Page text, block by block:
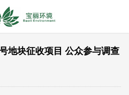
地块征收项目 公众参与调查